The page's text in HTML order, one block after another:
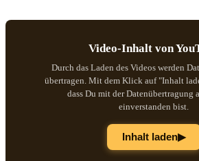
Video-Inhalt von
Durch das Laden des Videos werden
übertragen. Mit dem Klick auf "Inhalt
dass Du mit der Datenübertragung
einverstanden bist.
Inhalt laden▶